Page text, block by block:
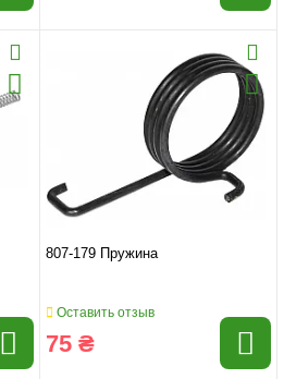
807-179 Пружина
Оставить отзыв
75 ₴